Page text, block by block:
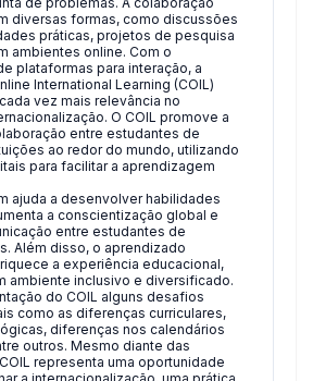
diversas formas, como discussões
práticas, projetos de pesquisa
ambientes online. Com o
plataformas para interação, a
International Learning (COIL)
vez mais relevância no
O COIL promove a
entre estudantes de
ao redor do mundo, utilizando
para facilitar a aprendizagem
ajuda a desenvolver habilidades
a conscientização global e
entre estudantes de
Além disso, o aprendizado
a experiência educacional,
ambiente inclusivo e diversificado.
do COIL alguns desafios
como as diferenças curriculares,
diferenças nos calendários
outros. Mesmo diante das
representa uma oportunidade